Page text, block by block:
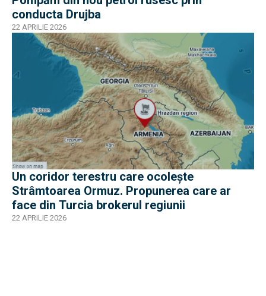
conducta Drujba
22 APRILIE 2026
Un coridor terestru care ocolește
Strâmtoarea Ormuz. Propunerea care ar
face din Turcia brokerul regiunii
22 APRILIE 2026